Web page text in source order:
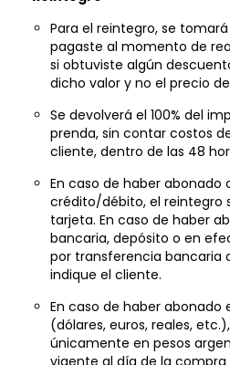
Para el reintegro, se
pagaste al momento de
si obtuviste algún
dicho valor y no el precio
Se devolverá el 100% del
prenda, sin contar costos
cliente, dentro de las 48
crédito/débito, el reintegro
tarjeta. En caso de haber
bancaria, depósito o en
por transferencia bancaria
indique el cliente.
En caso de haber abonado
(dólares, euros, reales,
únicamente en pesos
vigente al día de la